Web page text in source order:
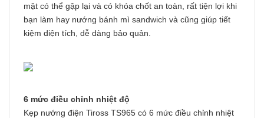
mặt có thể gập lại và có khóa chốt an toàn, rất tiện lợi khi
bạn làm hay nướng bánh mì sandwich và cũng giúp tiết
kiệm diện tích, dễ dàng bảo quản.
6 mức điều chỉnh nhiệt độ
Kẹp nướng điện Tiross TS965 có 6 mức điều chỉnh nhiệt